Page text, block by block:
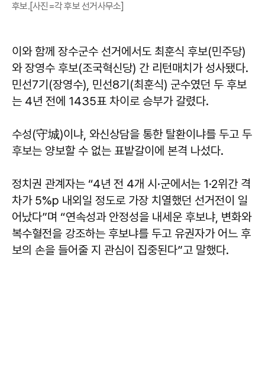
후보.[사진=각 후보 선거사무소]
이와 함께 장수군수 선거에서도 최훈식 후보(민주당)
와 장영수 후보(조국혁신당) 간 리턴매치가 성사됐다.
민선7기(장영수), 민선8기(최훈식) 군수였던 두 후보
는 4년 전에 1435표 차이로 승부가 갈렸다.
수성(守城)이냐, 와신상담을 통한 탈환이냐를 두고 두
후보는 양보할 수 없는 표밭갈이에 본격 나섰다.
정치권 관계자는 “4년 전 4개 시·군에서는 1·2위간 격
차가 5%p 내외일 정도로 가장 치열했던 선거전이 일
어났다”며 “연속성과 안정성을 내세운 후보냐, 변화와
복수혈전을 강조하는 후보냐를 두고 유권자가 어느 후
보의 손을 들어줄 지 관심이 집중된다”고 말했다.